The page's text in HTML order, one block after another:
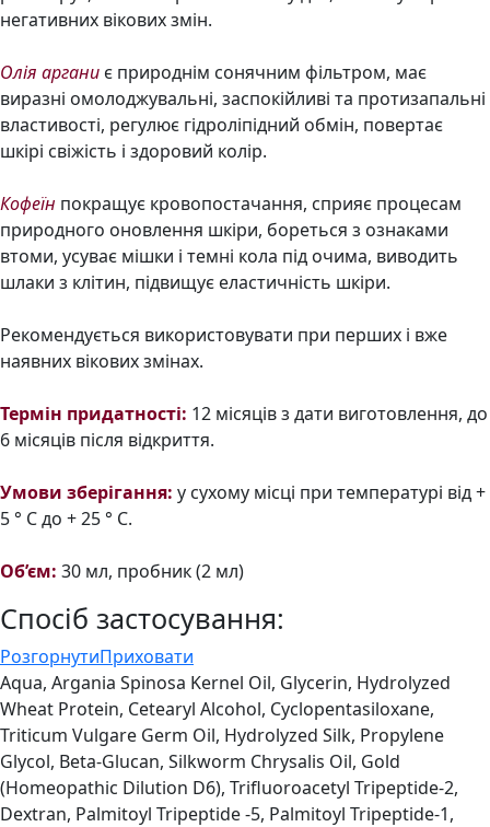
негативних вікових змін.
Олія аргани є природнім сонячним фільтром, має
виразні омолоджувальні, заспокійливі та протизапальні
властивості, регулює гідроліпідний обмін, повертає
шкірі свіжість і здоровий колір.
Кофеїн покращує кровопостачання, сприяє процесам
природного оновлення шкіри, бореться з ознаками
втоми, усуває мішки і темні кола під очима, виводить
шлаки з клітин, підвищує еластичність шкіри.
Рекомендується використовувати при перших і вже
наявних вікових змінах.
Термін придатності: 12 місяців з дати виготовлення, до
6 місяців після відкриття.
Умови зберігання: у сухому місці при температурі від +
5 ° С до + 25 ° С.
Об’єм: 30 мл, пробник (2 мл)
Спосіб застосування:
РозгорнутиПриховати
Aqua, Argania Spinosa Kernel Oil, Glycerin, Hydrolyzed
Wheat Protein, Cetearyl Alcohol, Cyclopentasiloxane,
Triticum Vulgare Germ Oil, Hydrolyzed Silk, Propylene
Glycol, Beta-Glucan, Silkworm Chrysalis Oil, Gold
(Homeopathic Dilution D6), Trifluoroacetyl Tripeptide-2,
Dextran, Palmitoyl Tripeptide -5, Palmitoyl Tripeptide-1,